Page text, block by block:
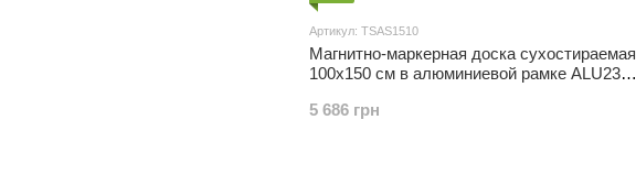
Артикул: TSAS1510
Магнитно-маркерная доска сухостираемая
100x150 см в алюминиевой рамке ALU23
5 686 грн